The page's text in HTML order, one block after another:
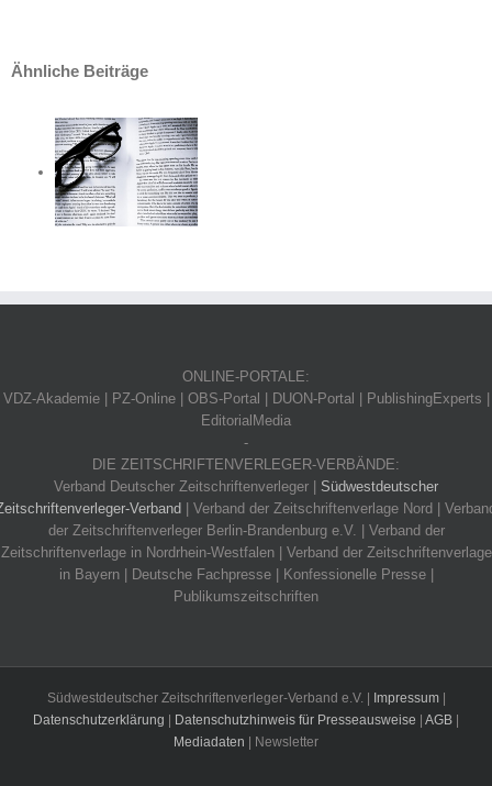
Ähnliche Beiträge
„angemessen“
Informantenschutz
Journalisten
Intrapreneure
ONLINE-PORTALE:
VDZ-Akademie | PZ-Online | OBS-Portal | DUON-Portal | PublishingExperts |
EditorialMedia
-
DIE ZEITSCHRIFTENVERLEGER-VERBÄNDE:
Verband Deutscher Zeitschriftenverleger | Südwestdeutscher
Verband | Verband der Zeitschriftenverlage Nord |
der Zeitschriftenverleger Berlin-Brandenburg e.V. | Verband der
Zeitschriftenverlage in Nordrhein-Westfalen | Verband der Zeitschriftenverlage
in Bayern | Deutsche Fachpresse | Konfessionelle Presse |
Publikumszeitschriften
Südwestdeutscher Zeitschriftenverleger-Verband e.V. | Impressum|
Datenschutzerklärung | Datenschutzhinweis für Presseausweise | AGB |
Mediadaten | Newsletter